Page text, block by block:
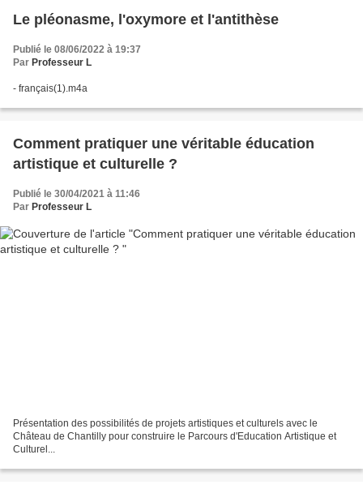
Le pléonasme, l'oxymore et l'antithèse
Publié le 08/06/2022 à 19:37
Par Professeur L
- français(1).m4a
Comment pratiquer une véritable éducation
artistique et culturelle ?
Publié le 30/04/2021 à 11:46
Par Professeur L
Présentation des possibilités de projets artistiques et culturels avec le
Château de Chantilly pour construire le Parcours d'Education Artistique et
Culturel...